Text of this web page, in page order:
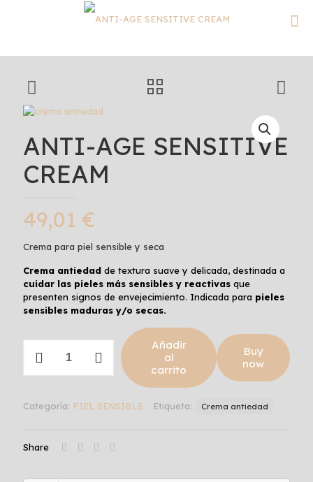
ANTI-AGE SENSITIVE
CREAM
49,01 €
Crema para piel sensible y seca
Crema antiedad de textura suave y delicada, destinada a
cuidar las pieles más sensibles y reactivas que
presenten signos de envejecimiento. Indicada para pieles
sensibles maduras y/o secas.
Añadir
al
carrito
Buy
now
Categoría: PIEL SENSIBLE Etiqueta: Crema antiedad
Share